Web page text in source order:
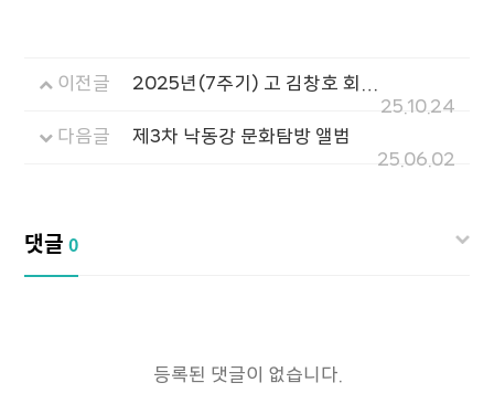
이전글
2025년(7주기) 고 김창호 회원 추모 산행' 앨범
25.10.24
다음글
제3차 낙동강 문화탐방 앨범
25.06.02
댓글 0
등록된 댓글이 없습니다.